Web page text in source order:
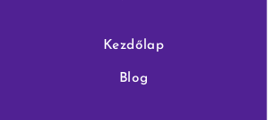
Kezdőlap
Blog